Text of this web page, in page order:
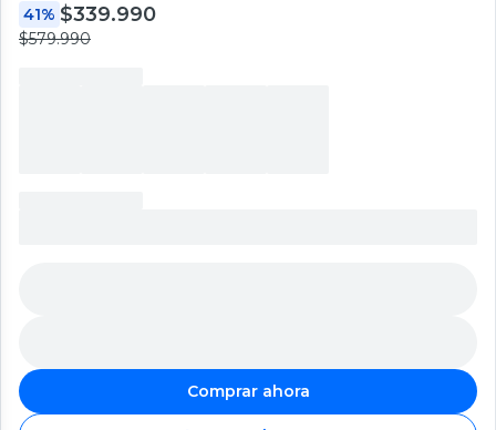
41% $339.990
$579.990
Comprar ahora